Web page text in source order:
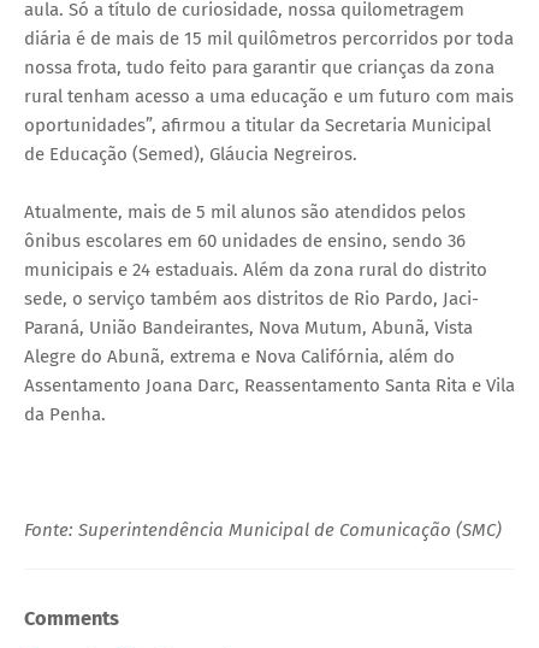
aula. Só a título de curiosidade, nossa quilometragem
diária é de mais de 15 mil quilômetros percorridos por toda
nossa frota, tudo feito para garantir que crianças da zona
rural tenham acesso a uma educação e um futuro com mais
oportunidades”, afirmou a titular da Secretaria Municipal
de Educação (Semed), Gláucia Negreiros.
Atualmente, mais de 5 mil alunos são atendidos pelos
ônibus escolares em 60 unidades de ensino, sendo 36
municipais e 24 estaduais. Além da zona rural do distrito
sede, o serviço também aos distritos de Rio Pardo, Jaci-
Paraná, União Bandeirantes, Nova Mutum, Abunã, Vista
Alegre do Abunã, extrema e Nova Califórnia, além do
Assentamento Joana Darc, Reassentamento Santa Rita e Vila
da Penha.
Fonte: Superintendência Municipal de Comunicação (SMC)
Comments